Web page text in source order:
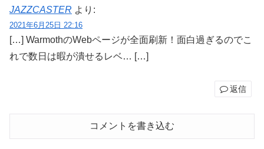
JAZZCASTER より:
2021年6月25日 22:16
[…] WarmothのWebページが全面刷新！面白過ぎるのでこ
れで数日は暇が潰せるレベ… […]
返信
コメントを書き込む